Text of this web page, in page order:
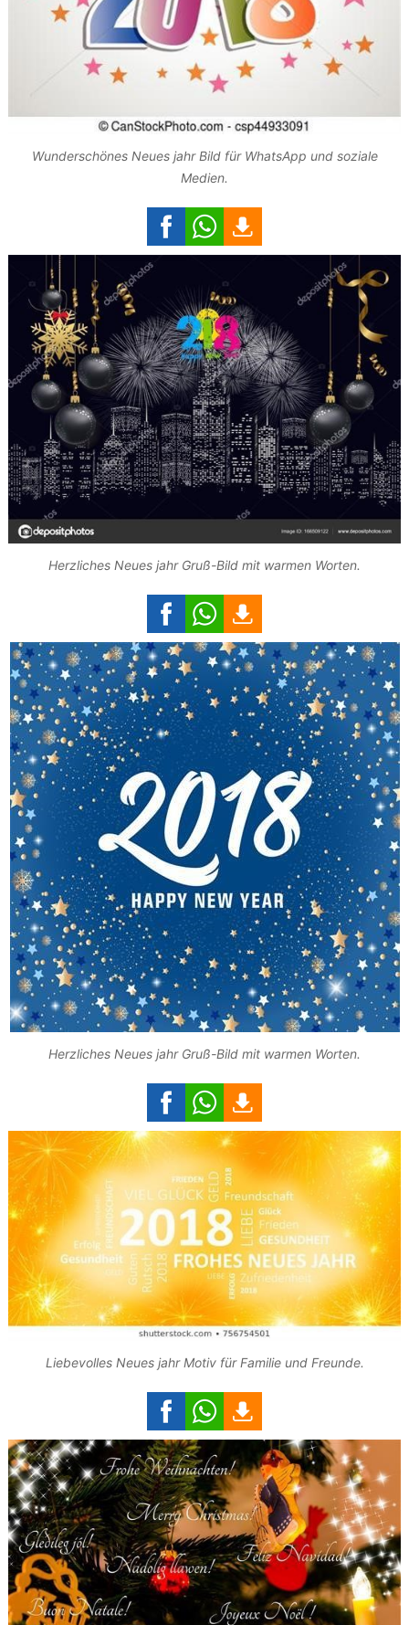
Wunderschönes Neues jahr Bild für WhatsApp und soziale
Medien.
Herzliches Neues jahr Gruß-Bild mit warmen Worten.
Herzliches Neues jahr Gruß-Bild mit warmen Worten.
Liebevolles Neues jahr Motiv für Familie und Freunde.